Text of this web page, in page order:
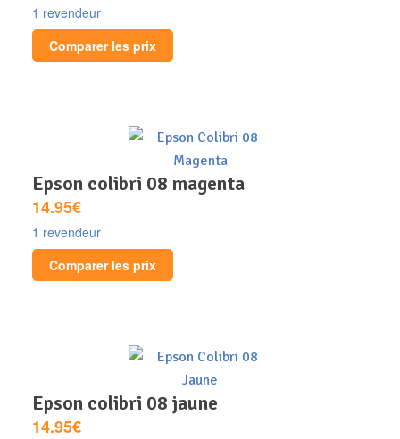
1 revendeur
Comparer les prix
epson colibri 08 magenta
14.95€
1 revendeur
Comparer les prix
epson colibri 08 jaune
14.95€